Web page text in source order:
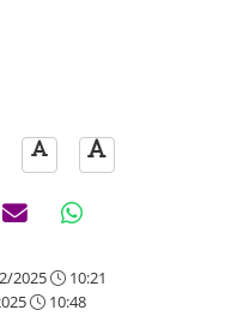
2025 10:21
10:48